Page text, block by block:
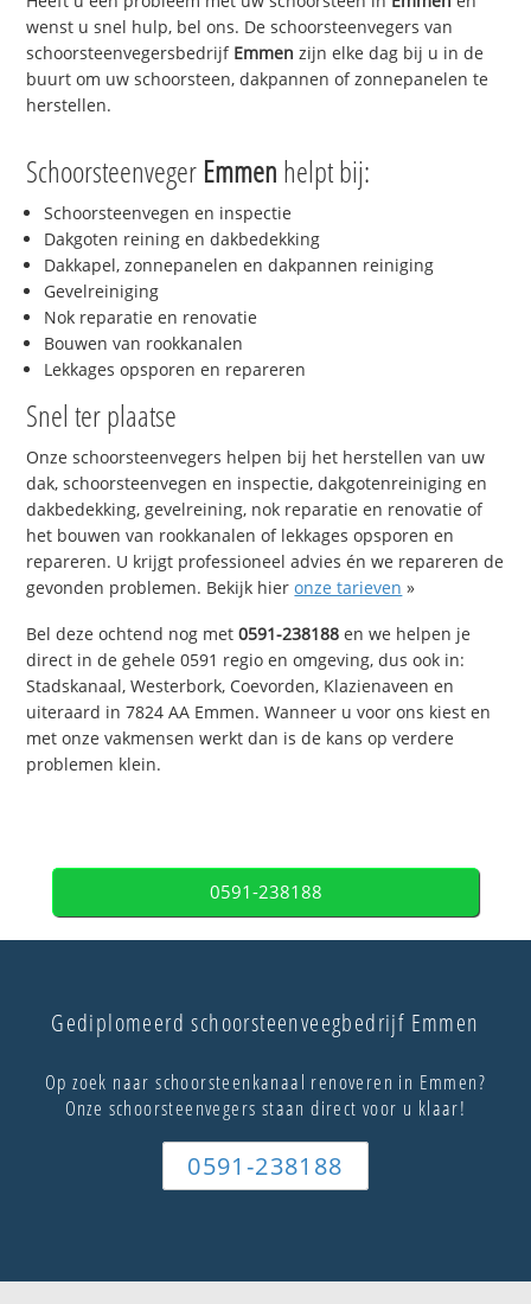
wenst u snel hulp, bel ons. De schoorsteenvegers van
schoorsteenvegersbedrijf Emmen zijn elke dag bij u in de
buurt om uw schoorsteen, dakpannen of zonnepanelen te
herstellen.
Schoorsteenveger Emmen helpt bij:
Schoorsteenvegen en inspectie
Dakgoten reining en dakbedekking
Dakkapel, zonnepanelen en dakpannen reiniging
Gevelreiniging
Nok reparatie en renovatie
Bouwen van rookkanalen
Lekkages opsporen en repareren
Snel ter plaatse
Onze schoorsteenvegers helpen bij het herstellen van uw
dak, schoorsteenvegen en inspectie, dakgotenreiniging en
dakbedekking, gevelreining, nok reparatie en renovatie of
het bouwen van rookkanalen of lekkages opsporen en
repareren. U krijgt professioneel advies én we repareren de
gevonden problemen. Bekijk hieronze tarieven »
Bel deze ochtend nog met0591-238188 en we helpen je
direct in de gehele 0591 regio en omgeving, dus ook in:
Stadskanaal, Westerbork, Coevorden, Klazienaveen en
uiteraard in 7824 AA Emmen. Wanneer u voor ons kiest en
met onze vakmensen werkt dan is de kans op verdere
problemen klein.
0591-238188
Gediplomeerd schoorsteenveegbedrijf Emmen
Op zoek naar schoorsteenkanaal renoveren in Emmen?
Onze schoorsteenvegers staan direct voor u klaar!
0591-238188